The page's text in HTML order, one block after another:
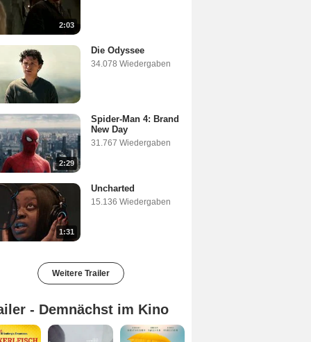
2:03
Die Odyssee
34.078 Wiedergaben
2:29
Spider-Man 4: Brand
New Day
31.767 Wiedergaben
1:31
Uncharted
15.136 Wiedergaben
Weitere Trailer
- Demnächst im Kino
Steckerlfischfiasko Trailer DF The End Of Oak Street Trailer (2) DF Der Regenmeister Trailer DF